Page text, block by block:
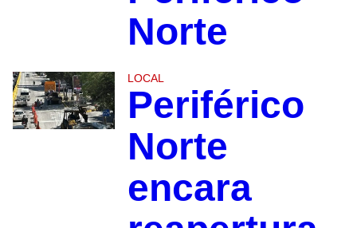
Norte
LOCAL
Periférico
Norte
encara